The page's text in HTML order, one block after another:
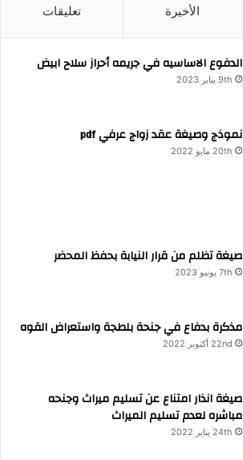
الأخيرة تعليقات
الدفوع الاساسيه في جريمه أحراز سلاح ابيض
9th يناير 2023
نموذج وصيغة عقد زواج عرفي pdf
20th مايو 2022
صيغة تظلم من قرار النيابة بحفظ المحضر
7th يونيو 2023
مذكرة بدفاع في جنحة بلطجة واستعراض القوه
22nd أكتوبر 2022
صيغة انذار امتناع عن تسليم ميراث وجنحه
مباشره لعدم تسليم الميراث
24th يناير 2022